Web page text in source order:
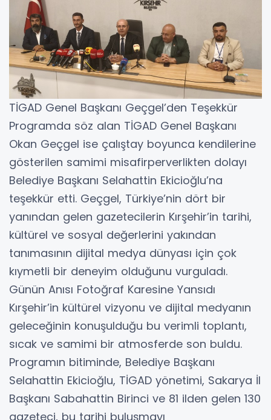
​TİGAD Genel Başkanı Geçgel’den Teşekkür
​Programda söz alan TİGAD Genel Başkanı
Okan Geçgel ise çalıştay boyunca kendilerine
gösterilen samimi misafirperverlikten dolayı
Belediye Başkanı Selahattin Ekicioğlu’na
teşekkür etti. Geçgel, Türkiye’nin dört bir
yanından gelen gazetecilerin Kırşehir’in tarihi,
kültürel ve sosyal değerlerini yakından
tanımasının dijital medya dünyası için çok
kıymetli bir deneyim olduğunu vurguladı.
​Günün Anısı Fotoğraf Karesine Yansıdı
​Kırşehir’in kültürel vizyonu ve dijital medyanın
geleceğinin konuşulduğu bu verimli toplantı,
sıcak ve samimi bir atmosferde son buldu.
Programın bitiminde, Belediye Başkanı
Selahattin Ekicioğlu, TİGAD yönetimi, Sakarya İl
Başkanı Sabahattin Birinci ve 81 ilden gelen 130
gazeteci, bu tarihi buluşmayı